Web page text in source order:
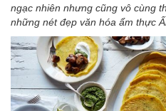
ngạc nhiên nhưng cũng vô cùng
những nét đẹp văn hóa ẩm thực